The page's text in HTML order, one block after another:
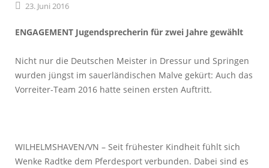
23. Juni 2016
ENGAGEMENT Jugendsprecherin für zwei Jahre gewählt
Nicht nur die Deutschen Meister in Dressur und Springen
wurden jüngst im sauerländischen Malve gekürt: Auch das
Vorreiter-Team 2016 hatte seinen ersten Auftritt.
WILHELMSHAVEN/VN – Seit frühester Kindheit fühlt sich
Wenke Radtke dem Pferdesport verbunden. Dabei sind es